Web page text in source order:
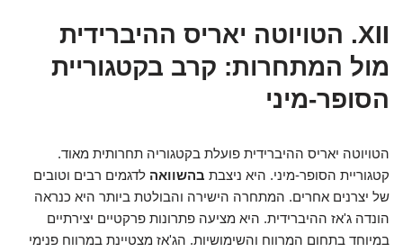
XII. הטויוטה יאריס ההיברידית
מול המתחרות: קרב בקטגוריית
הסופר-מיני
הטויוטה יאריס ההיברידית פועלת בקטגוריה תחרותית מאוד.
קטגוריית הסופר-מיני. היא ניצבת בהשוואה לדגמים רבים וטובים
של יצרנים אחרים. המתחרה הישירה והבולטת ביותר היא כנראה
הונדה ג'אז ההיברידית. היא מציעה פתרונות פרקטיים יצירתיים
במיוחד בתחום המרווח והשימושיות. הג'אז מצטיינת במרווח פנימי